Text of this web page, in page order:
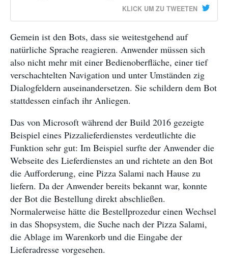
KLICK UM ZU TWEETEN
Gemein ist den Bots, dass sie weitestgehend auf
natürliche Sprache reagieren. Anwender müssen sich
also nicht mehr mit einer Bedienoberfläche, einer tief
verschachtelten Navigation und unter Umständen zig
Dialogfeldern auseinandersetzen. Sie schildern dem Bot
stattdessen einfach ihr Anliegen.
Das von Microsoft während der Build 2016 gezeigte
Beispiel eines Pizzalieferdienstes verdeutlichte die
Funktion sehr gut: Im Beispiel surfte der Anwender die
Webseite des Lieferdienstes an und richtete an den Bot
die Aufforderung, eine Pizza Salami nach Hause zu
liefern. Da der Anwender bereits bekannt war, konnte
der Bot die Bestellung direkt abschließen.
Normalerweise hätte die Bestellprozedur einen Wechsel
in das Shopsystem, die Suche nach der Pizza Salami,
die Ablage im Warenkorb und die Eingabe der
Lieferadresse vorgesehen.